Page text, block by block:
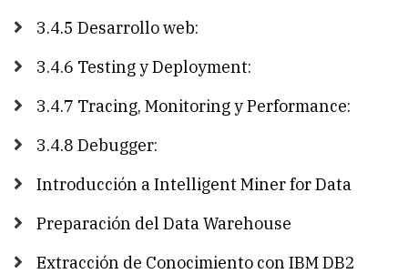
3.4.5 Desarrollo web:
3.4.6 Testing y Deployment:
3.4.7 Tracing, Monitoring y Performance:
3.4.8 Debugger:
Introducción a Intelligent Miner for Data
Preparación del Data Warehouse
Extracción de Conocimiento con IBM DB2